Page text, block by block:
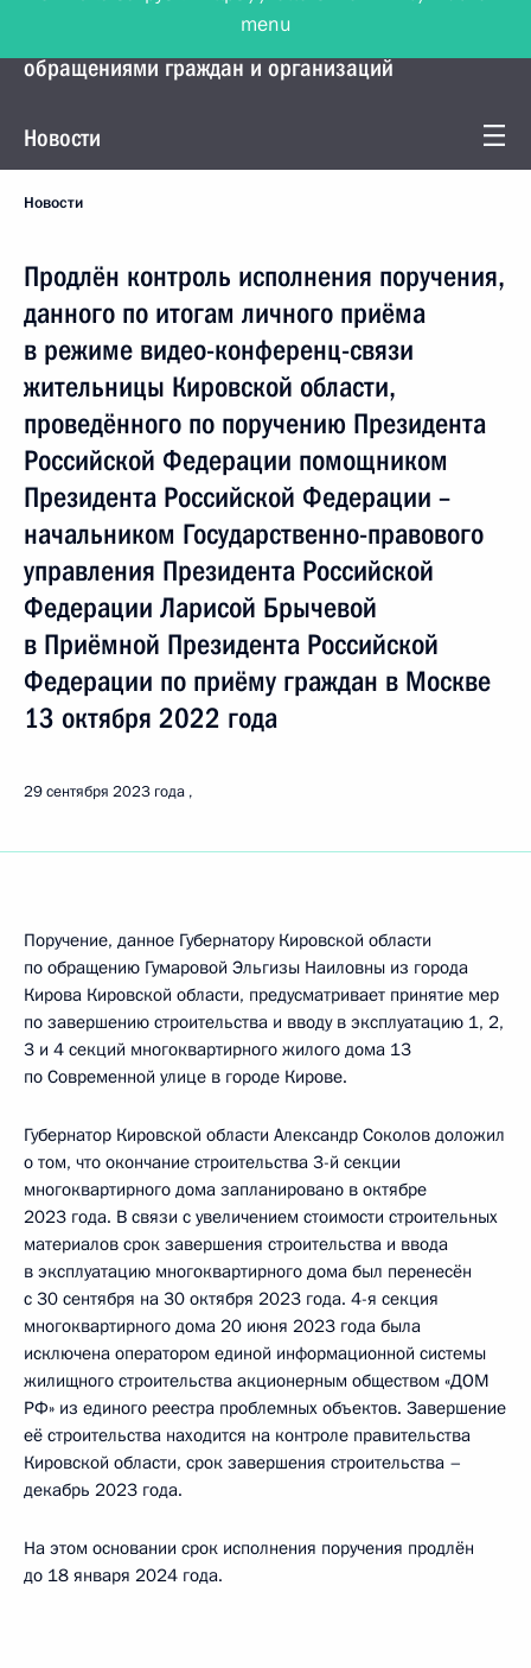
Управление Президента по работе с
обращениями граждан и организаций
Новости
Новости
Продлён контроль исполнения поручения,
данного по итогам личного приёма
в режиме видео-конференц-связи
жительницы Кировской области,
проведённого по поручению Президента
Российской Федерации помощником
Президента Российской Федерации –
начальником Государственно-правового
управления Президента Российской
Федерации Ларисой Брычевой
в Приёмной Президента Российской
Федерации по приёму граждан в Москве
13 октября 2022 года
29 сентября 2023 года
Поручение, данное Губернатору Кировской области
по обращению Гумаровой Эльгизы Наиловны из города
Кирова Кировской области, предусматривает принятие мер
по завершению строительства и вводу в эксплуатацию 1, 2,
3 и 4 секций многоквартирного жилого дома 13
по Современной улице в городе Кирове.
Губернатор Кировской области Александр Соколов доложил
о том, что окончание строительства 3-й секции
многоквартирного дома запланировано в октябре
2023 года. В связи с увеличением стоимости строительных
материалов срок завершения строительства и ввода
в эксплуатацию многоквартирного дома был перенесён
с 30 сентября на 30 октября 2023 года. 4-я секция
многоквартирного дома 20 июня 2023 года была
исключена оператором единой информационной системы
жилищного строительства акционерным обществом «ДОМ
РФ» из единого реестра проблемных объектов. Завершение
её строительства находится на контроле правительства
Кировской области, срок завершения строительства –
декабрь 2023 года.
На этом основании срок исполнения поручения продлён
до 18 января 2024 года.
menu